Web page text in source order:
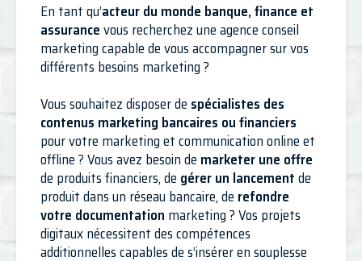
En tant qu’acteur du monde banque, finance et
assurancevous recherchez une agence conseil
marketing capable de vous accompagner sur vos
différents besoins marketing ?
Vous souhaitez disposer de spécialistes des
contenus marketing bancaires ou financiers
pour votre marketing et communication online et
offline ? Vous avez besoin de marketer une offre
de produits financiers, de gérer un lancementde
produit dans un réseau bancaire, de refondre
votre documentation marketing ? Vos projets
digitaux nécessitent des compétences
additionnelles capables de s’insérer en souplesse